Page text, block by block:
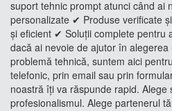
suport tehnic prompt atunci când ai
personalizate ✔ Produse verificate
și eficient ✔ Soluții complete pentru
dacă ai nevoie de ajutor în
problemă tehnică, suntem aici
telefonic, prin email sau prin
noastră îți va răspunde rapid. Alege
profesionalismul. Alege partenerul